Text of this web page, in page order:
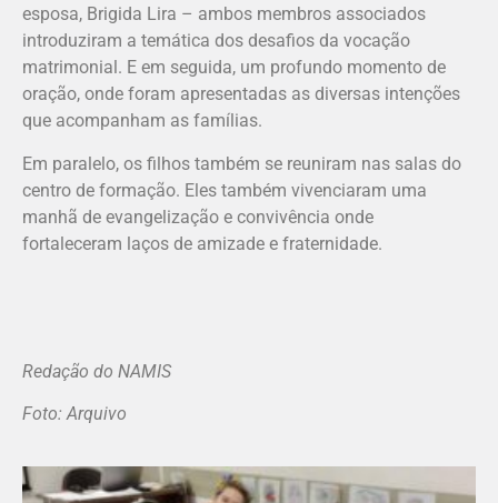
esposa, Brigida Lira – ambos membros associados
introduziram a temática dos desafios da vocação
matrimonial. E em seguida, um profundo momento de
oração, onde foram apresentadas as diversas intenções
que acompanham as famílias.
Em paralelo, os filhos também se reuniram nas salas do
centro de formação. Eles também vivenciaram uma
manhã de evangelização e convivência onde
fortaleceram laços de amizade e fraternidade.
Redação do NAMIS
Foto: Arquivo